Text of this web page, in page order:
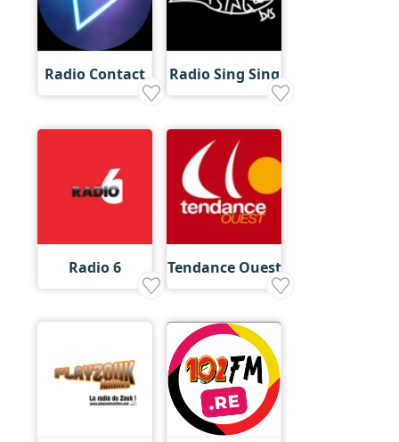
Radio Contact Radio Sing Sing
Radio 6 Tendance Ouest